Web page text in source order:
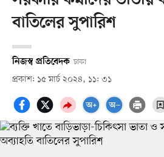
বাতিলের সুপারিশ
নিজস্ব প্রতিবেদক ঢাকা
প্রকাশ: ১৫ মার্চ ২০২৪, ১১: ৩১